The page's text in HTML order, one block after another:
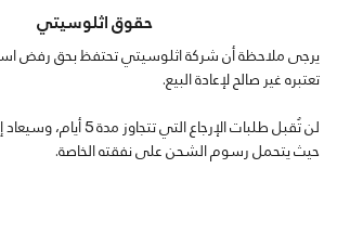
حقوق اثلوسيتي
يرجى ملاحظة أن شركة اثلوسيتي تحتفظ بحق رفض
تعتبره غير صالح لإعادة البيع.
لن تُقبل طلبات الإرجاع التي
حيث يتحمل رسوم الشحن على نفقته الخاصة.